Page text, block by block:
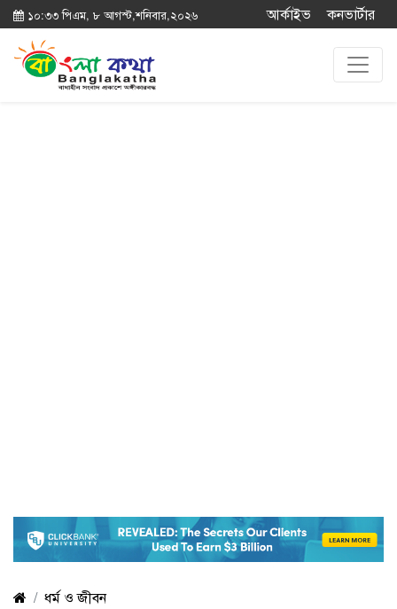
১০:৩৩ পিএম, ৮ আগস্ট,শনিবার,২০২৬ আর্কাইভ কনভার্টার
ধর্ম ও জীবন